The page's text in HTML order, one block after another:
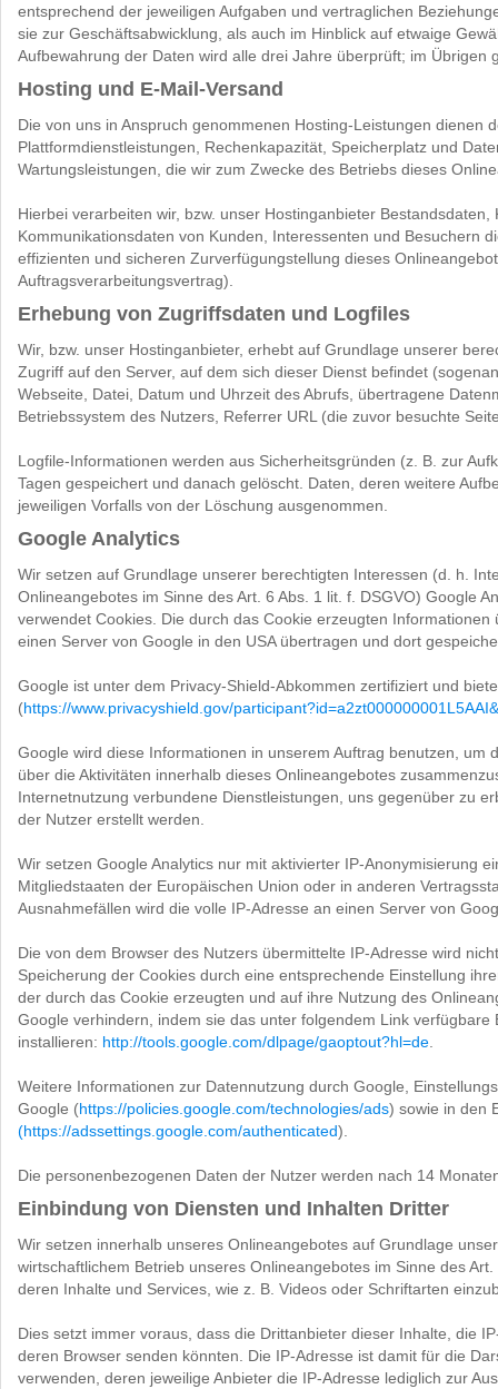
entsprechend der jeweiligen Aufgaben und vertraglichen
sie zur Geschäftsabwicklung, als auch im Hinblick auf etwaige
Aufbewahrung der Daten wird alle drei Jahre überprüft; im Übrigen
Hosting und E-Mail-Versand
Die von uns in Anspruch genommenen Hosting-Leistungen
Plattformdienstleistungen, Rechenkapazität, Speicherplatz und
Wartungsleistungen, die wir zum Zwecke des Betriebs dieses
Hierbei verarbeiten wir, bzw. unser Hostinganbieter
Kommunikationsdaten von Kunden, Interessenten und Besuchern
effizienten und sicheren Zurverfügungstellung dieses
Auftragsverarbeitungsvertrag).
Erhebung von Zugriffsdaten und Logfiles
Wir, bzw. unser Hostinganbieter, erhebt auf Grundlage unserer
Zugriff auf den Server, auf dem sich dieser Dienst befindet
Webseite, Datei, Datum und Uhrzeit des Abrufs, übertragene
Betriebssystem des Nutzers, Referrer URL (die zuvor besuchte
Logfile-Informationen werden aus Sicherheitsgründen (z. B. zur
Tagen gespeichert und danach gelöscht. Daten, deren weitere
jeweiligen Vorfalls von der Löschung ausgenommen.
Google Analytics
Wir setzen auf Grundlage unserer berechtigten Interessen (d. h.
Onlineangebotes im Sinne des Art. 6 Abs. 1 lit. f. DSGVO) Google
verwendet Cookies. Die durch das Cookie erzeugten
einen Server von Google in den USA übertragen und dort
Google ist unter dem Privacy-Shield-Abkommen zertifiziert und
(https://www.privacyshield.gov/
Google wird diese Informationen in unserem Auftrag benutzen,
über die Aktivitäten innerhalb dieses Onlineangebotes
Internetnutzung verbundene Dienstleistungen, uns gegenüber zu
der Nutzer erstellt werden.
Wir setzen Google Analytics nur mit aktivierter IP-Anonymisierung
Mitgliedstaaten der Europäischen Union oder in anderen
Ausnahmefällen wird die volle IP-Adresse an einen Server von
Die von dem Browser des Nutzers übermittelte IP-Adresse wird
Speicherung der Cookies durch eine entsprechende Einstellung
der durch das Cookie erzeugten und auf ihre Nutzung des
Google verhindern, indem sie das unter folgendem Link
installieren: http://tools.google.com/dlpage/gaoptout?hl=de
Weitere Informationen zur Datennutzung durch Google,
Google (https://policies.google.com/technologies/ads) sowie in den
(https://adssettings.google.com/authenticated).
Die personenbezogenen Daten der Nutzer werden nach 14
Einbindung von Diensten und Inhalten Dritter
Wir setzen innerhalb unseres Onlineangebotes auf Grundlage
wirtschaftlichem Betrieb unseres Onlineangebotes im Sinne des
deren Inhalte und Services, wie z. B. Videos oder Schriftarten
Dies setzt immer voraus, dass die Drittanbieter dieser Inhalte, die
deren Browser senden könnten. Die IP-Adresse ist damit für die
verwenden, deren jeweilige Anbieter die IP-Adresse lediglich zur